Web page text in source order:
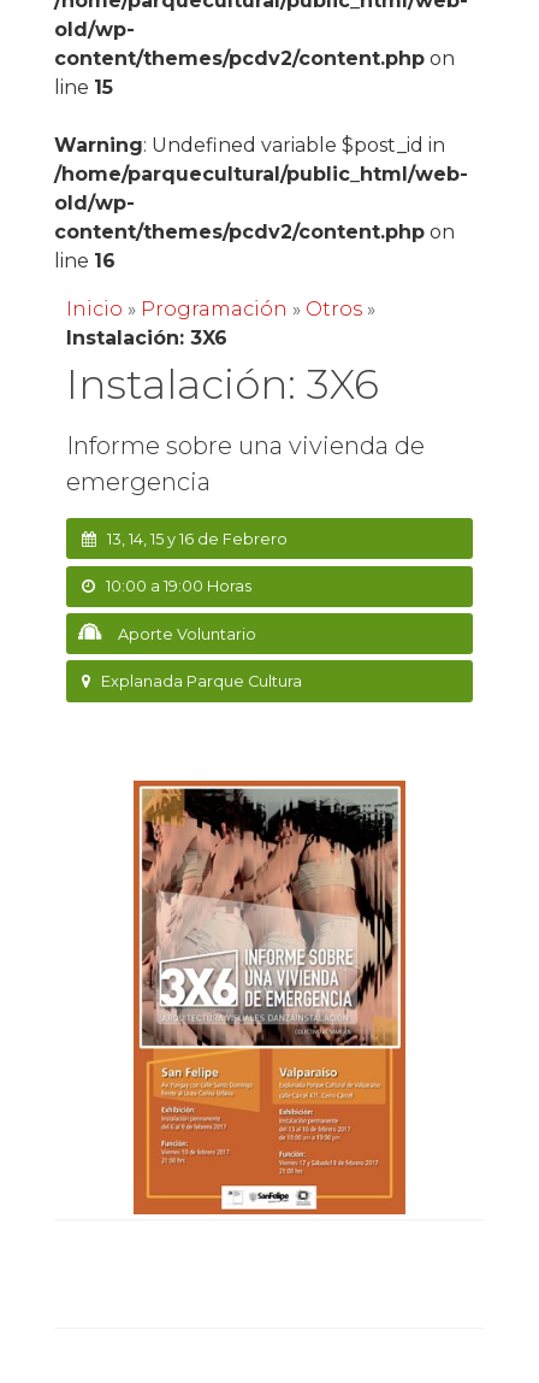
old/wp-
content/themes/pcdv2/content.phpon
line 15
Warning: Undefined variable $post_id in
/home/parquecultural/public_html/web-
old/wp-
content/themes/pcdv2/content.phpon
line 16
Inicio » Programación » Otros»
Instalación: 3X6
Instalación: 3X6
Informe sobre una vivienda de
emergencia
13, 14, 15 y 16 de Febrero
10:00 a 19:00 Horas
Aporte Voluntario
Explanada Parque Cultura